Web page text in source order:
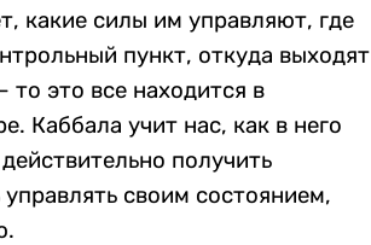
какие силы им управляют, где
пункт, откуда выходят
то это все находится в
Каббала учит нас, как в него
получить
своим состоянием,